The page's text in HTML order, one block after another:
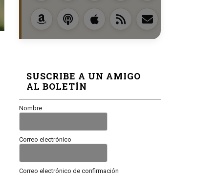
SUSCRIBE A UN AMIGO
AL BOLETÍN
Nombre
Correo electrónico
Correo electrónico de confirmación